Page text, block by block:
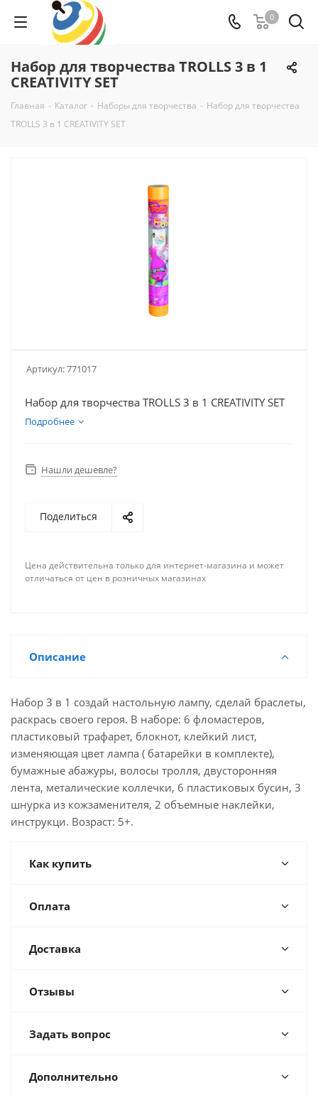
0
Набор для творчества TROLLS 3 в 1
CREATIVITY SET
Главная - Каталог - Наборы для творчества - Набор для творчества
TROLLS 3 в 1 CREATIVITY SET
Артикул:771017
Набор для творчества TROLLS 3 в 1 CREATIVITY SET
Подробнее
Нашли дешевле?
Поделиться
Цена действительна только для интернет-магазина и может
отличаться от цен в розничных магазинах
Описание
Набор 3 в 1 создай настольную лампу, сделай браслеты,
раскрась своего героя. В наборе: 6 фломастеров,
пластиковый трафарет, блокнот, клейкий лист,
изменяющая цвет лампа ( батарейки в комплекте),
бумажные абажуры, волосы тролля, двусторонняя
лента, металические коллечки, 6 пластиковых бусин, 3
шнурка из кожзаменителя, 2 объемные наклейки,
инструкци. Возраст: 5+.
Как купить
Оплата
Доставка
Отзывы
Задать вопрос
Дополнительно